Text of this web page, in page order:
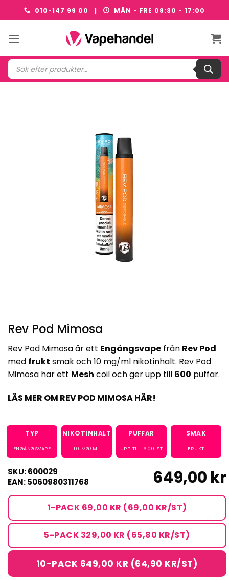
to
010-147 99 00 | MÅN - FRE 08:30 - 17:00
Produktsökning
Rev Pod Mimosa
Rev Pod Mimosa är ett Engångsvape från Rev Pod
med frukt smak och 10 mg/ml nikotinhalt. Rev Pod
Mimosa har ett Mesh coil och ger upp till 600 puffar.
LÄS MER OM REV POD MIMOSA HÄR!
TYP
ENGÅNGSVAPE
NIKOTINHALT
10 MG/ML
PUFFAR
UPP TILL 600 ST
SMAK
FRUKT
SKU: 600029
EAN: 5060980311768
649,00 kr
1-PACK 69,00 KR (69,00 KR/ST)
5-PACK 329,00 KR (65,80 KR/ST)
10-PACK 649,00 KR (64,90 KR/ST)